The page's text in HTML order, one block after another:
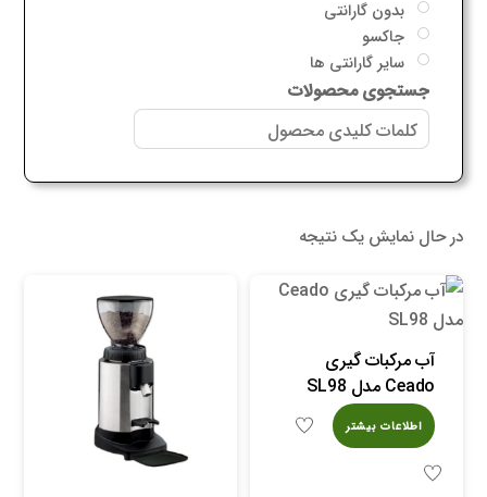
بدون گارانتی
جاکسو
سایر گارانتی ها
جستجوی محصولات
در حال نمایش یک نتیجه
آب مرکبات گیری
Ceado مدل SL98
اطلاعات بیشتر